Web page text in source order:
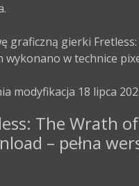
graficzną gierki
wykonano w technice
modyfikacja 18 lipca
The Wrath
– pełna